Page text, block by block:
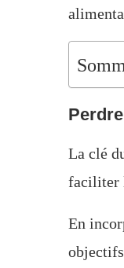
La clé
faciliter
En